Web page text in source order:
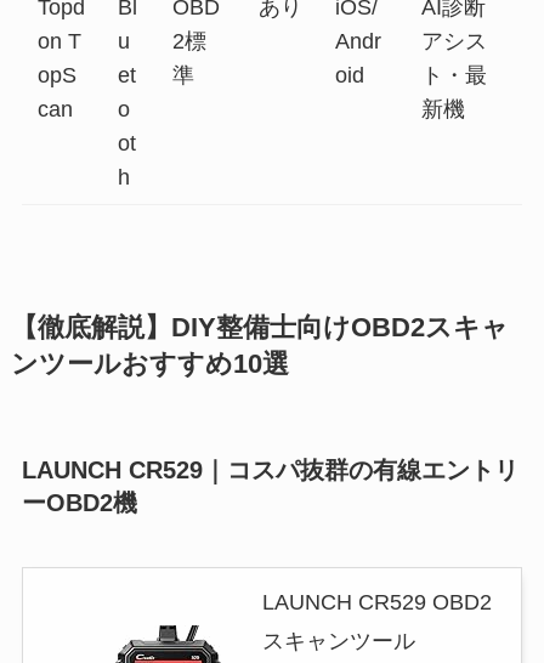
Topd
on T
opS
can
Bl
u
et
o
ot
h
OBD
2標
準
あり
iOS/
Andr
oid
AI診断
アシス
ト・最
新機
【徹底解説】DIY整備士向けOBD2スキャ
ンツールおすすめ10選
LAUNCH CR529｜コスパ抜群の有線エントリ
ーOBD2機
LAUNCH CR529 OBD2
スキャンツール